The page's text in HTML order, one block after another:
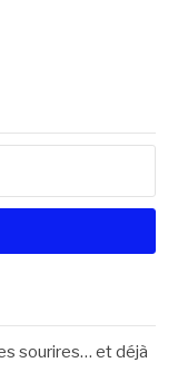
sourires… et déjà